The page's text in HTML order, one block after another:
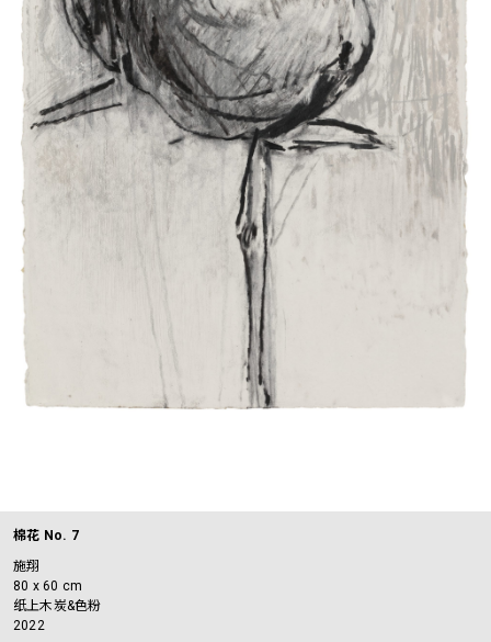
棉花 No. 7
施翔
80 x 60 cm
纸上木炭&色粉
2022